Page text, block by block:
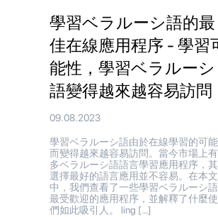
學習ベラルーシ語的最
佳在線應用程序 - 學習
能性，學習ベラルーシ
語變得越來越容易訪問
09.08.2023
學習ベラルーシ語由於在線學習的可
而變得越來越容易訪問。當今市場上
多ベラルーシ語語言學習應用程序，
選擇最好的語言應用並不容易。在本文
中，我們查看了一些學習ベラルーシ
最受歡迎的應用程序，並解釋了什麼
們如此吸引人。 ling […]